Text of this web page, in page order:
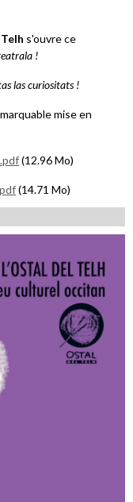
s'ouvre ce
!
las curiositats !
mise en
(12.96 Mo)
(14.71 Mo)